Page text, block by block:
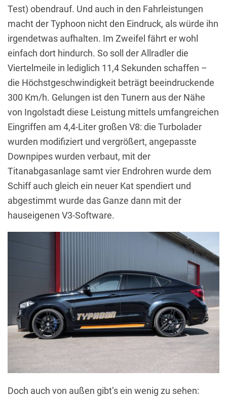
Test) obendrauf. Und auch in den Fahrleistungen
macht der Typhoon nicht den Eindruck, als würde ihn
irgendetwas aufhalten. Im Zweifel fährt er wohl
einfach dort hindurch. So soll der Allradler die
Viertelmeile in lediglich 11,4 Sekunden schaffen –
die Höchstgeschwindigkeit beträgt beeindruckende
300 Km/h. Gelungen ist den Tunern aus der Nähe
von Ingolstadt diese Leistung mittels umfangreichen
Eingriffen am 4,4-Liter großen V8: die Turbolader
wurden modifiziert und vergrößert, angepasste
Downpipes wurden verbaut, mit der
Titanabgasanlage samt vier Endrohren wurde dem
Schiff auch gleich ein neuer Kat spendiert und
abgestimmt wurde das Ganze dann mit der
hauseigenen V3-Software.
Doch auch von außen gibt’s ein wenig zu sehen: